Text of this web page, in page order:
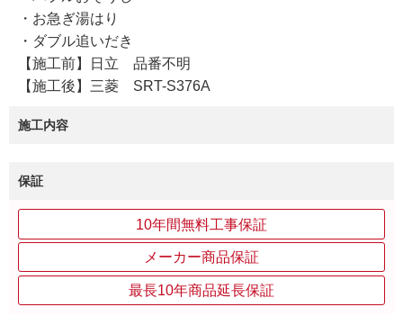
・お急ぎ湯はり
・ダブル追いだき
【施工前】日立 品番不明
【施工後】三菱 SRT-S376A
施工内容
保証
10年間無料工事保証
メーカー商品保証
最長10年商品延長保証